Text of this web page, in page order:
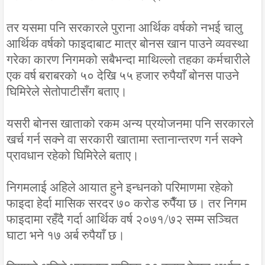
तर यसमा पनि सरकारले पुराना आर्थिक वर्षको नभई चालु
आर्थिक वर्षको फाइदाबाट मात्र बोनस खान पाउने व्यवस्था
गरेका कारण निगमको सबैभन्दा माथिल्लो तहका कर्मचारीले
एक वर्ष बराबरको ५० देखि ५५ हजार रुपैयाँ बोनस पाउने
घिमिरेले सेतोपाटीसँग बताए।
यसरी बोनस खाताको रकम अन्य प्रयोजनमा पनि सरकारले
खर्च गर्न सक्ने वा सरकारी खातामा स्तानान्तरण गर्न सक्ने
प्रावधान रहेको घिमिरेले बताए।
निगमलाई अहिले आयात हुने इन्धनको परिमाणमा रहेको
फाइदा हेर्दा मासिक सरदर ७० करोड रुपैँया छ। तर निगम
फाइदामा रहँदै गर्दा आर्थिक वर्ष २०७१/७२ सम्म सञ्चित
घाटा भने १७ अर्ब रुपैयाँ छ।